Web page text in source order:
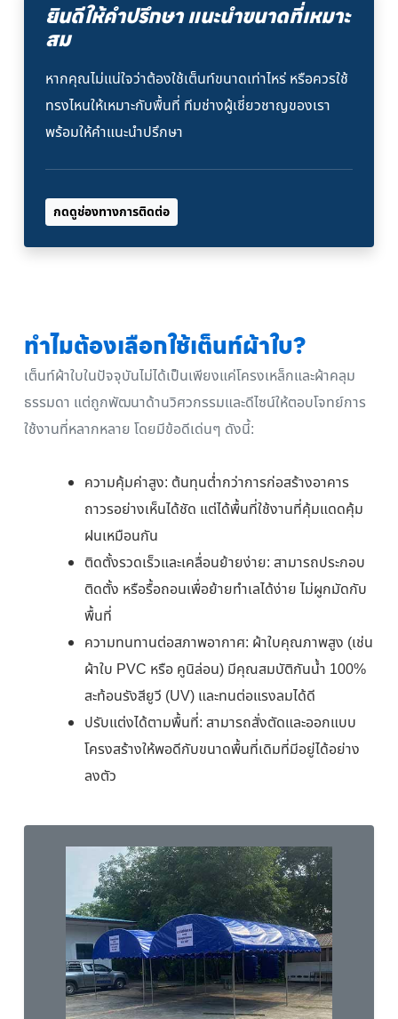
ยินดีให้คำปรึกษา แนะนำขนาดที่เหมาะ
สม
หากคุณไม่แน่ใจว่าต้องใช้เต็นท์ขนาดเท่าไหร่ หรือควรใช้
ทรงไหนให้เหมาะกับพื้นที่ ทีมช่างผู้เชี่ยวชาญของเรา
พร้อมให้คำแนะนำปรึกษา
กดดูช่องทางการติดต่อ
ทำไมต้องเลือกใช้เต็นท์ผ้าใบ?
เต็นท์ผ้าใบในปัจจุบันไม่ได้เป็นเพียงแค่โครงเหล็กและผ้าคลุม
ธรรมดา แต่ถูกพัฒนาด้านวิศวกรรมและดีไซน์ให้ตอบโจทย์การ
ใช้งานที่หลากหลาย โดยมีข้อดีเด่นๆ ดังนี้:
ความคุ้มค่าสูง: ต้นทุนต่ำกว่าการก่อสร้างอาคาร
ถาวรอย่างเห็นได้ชัด แต่ได้พื้นที่ใช้งานที่คุ้มแดดคุ้ม
ฝนเหมือนกัน
ติดตั้งรวดเร็วและเคลื่อนย้ายง่าย: สามารถประกอบ
ติดตั้ง หรือรื้อถอนเพื่อย้ายทำเลได้ง่าย ไม่ผูกมัดกับ
พื้นที่
ความทนทานต่อสภาพอากาศ: ผ้าใบคุณภาพสูง (เช่น
ผ้าใบ PVC หรือ คูนิล่อน) มีคุณสมบัติกันน้ำ 100%
สะท้อนรังสียูวี (UV) และทนต่อแรงลมได้ดี
ปรับแต่งได้ตามพื้นที่: สามารถสั่งตัดและออกแบบ
โครงสร้างให้พอดีกับขนาดพื้นที่เดิมที่มีอยู่ได้อย่าง
ลงตัว